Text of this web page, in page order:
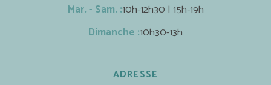
Mar. - Sam. :10h-12h30 | 15h-19h
Dimanche :10h30-13h
ADRESSE